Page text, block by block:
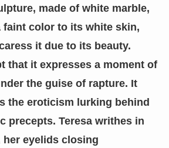
made of white marble,
faint color to its white skin,
it due to its beauty.
that it expresses a moment of
the guise of rapture. It
the eroticism lurking behind
precepts. Teresa writhes in
her eyelids closing